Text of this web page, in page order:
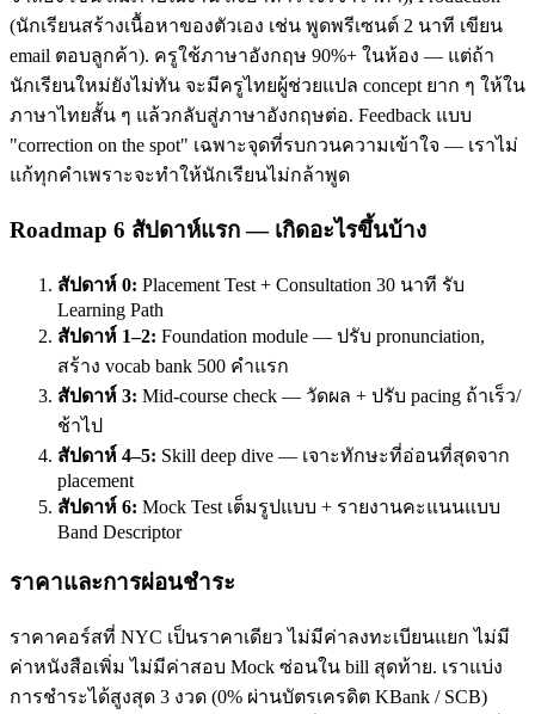
(นักเรียนสร้างเนื้อหาของตัวเอง เช่น พูดพรีเซนต์ 2 นาที เขียน
email ตอบลูกค้า). ครูใช้ภาษาอังกฤษ 90%+ ในห้อง — แต่ถ้า
นักเรียนใหม่ยังไม่ทัน จะมีครูไทยผู้ช่วยแปล concept ยาก ๆ ให้ใน
ภาษาไทยสั้น ๆ แล้วกลับสู่ภาษาอังกฤษต่อ. Feedback แบบ
"correction on the spot" เฉพาะจุดที่รบกวนความเข้าใจ — เราไม่
แก้ทุกคำเพราะจะทำให้นักเรียนไม่กล้าพูด
Roadmap 6 สัปดาห์แรก — เกิดอะไรขึ้นบ้าง
สัปดาห์ 0: Placement Test + Consultation 30 นาที รับ
Learning Path
สัปดาห์ 1–2: Foundation module — ปรับ pronunciation,
สร้าง vocab bank 500 คำแรก
สัปดาห์ 3: Mid-course check — วัดผล + ปรับ pacing ถ้าเร็ว/
ช้าไป
สัปดาห์ 4–5: Skill deep dive — เจาะทักษะที่อ่อนที่สุดจาก
placement
สัปดาห์ 6: Mock Test เต็มรูปแบบ + รายงานคะแนนแบบ
Band Descriptor
ราคาและการผ่อนชำระ
ราคาคอร์สที่ NYC เป็นราคาเดียว ไม่มีค่าลงทะเบียนแยก ไม่มี
ค่าหนังสือเพิ่ม ไม่มีค่าสอบ Mock ซ่อนใน bill สุดท้าย. เราแบ่ง
การชำระได้สูงสุด 3 งวด (0% ผ่านบัตรเครดิต KBank / SCB)